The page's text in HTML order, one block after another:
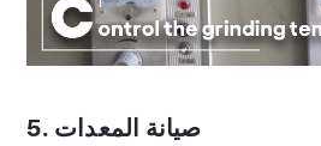
5. صيانة المعدات